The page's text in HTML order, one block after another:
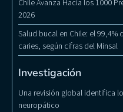
2026
Salud bucal en Chile: el
caries, según cifras del Minsal
Investigación
Una revisión global identifica
neuropático